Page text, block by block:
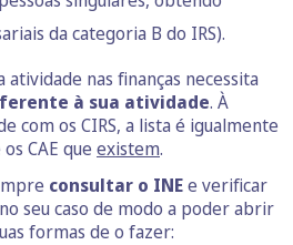
da categoria B do IRS).
atividade nas finanças necessita
à sua atividade. À
com os CIRS, a lista é igualmente
CAE que existem.
consultar o INEe verificar
seu caso de modo a poder abrir
formas de o fazer: